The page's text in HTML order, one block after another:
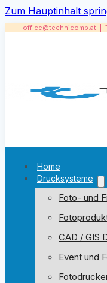
Zum Hauptinhalt
office@technicomp.at
Home
Drucksysteme
Foto- und
CAD / GIS
Event und